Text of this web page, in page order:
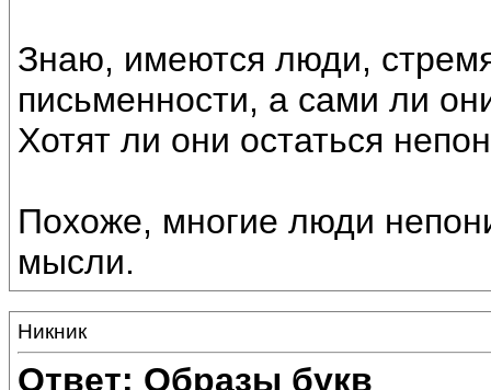
Знаю, имеются люди,
письменности, а сами ли
Хотят ли они остаться
Похоже, многие люди
мысли.
Никник
Ответ: Образы букв